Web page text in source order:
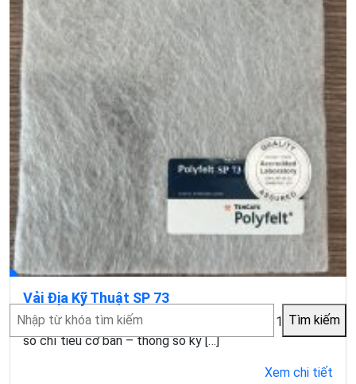
Vải Địa Kỹ Thuật SP 73
Mục lục1 Đặc điểm của vải địa kỹ thuật SP731.1 Một
số chỉ tiêu cơ bản – thông số kỹ […]
Xem chi tiết
Tìm
Tìm kiếm